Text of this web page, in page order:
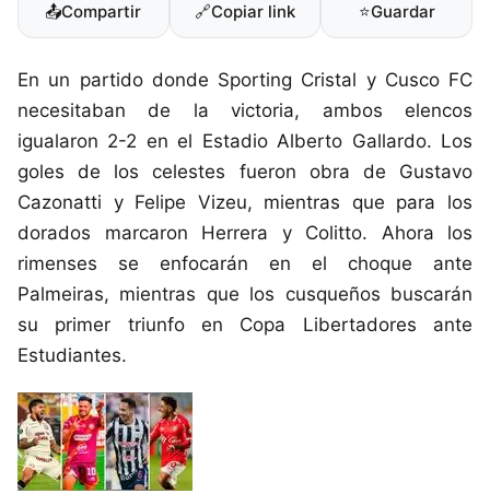
📤Compartir 🔗Copiar link ⭐Guardar
En un partido donde Sporting Cristal y Cusco FC
necesitaban de la victoria, ambos elencos
igualaron 2-2 en el Estadio Alberto Gallardo. Los
goles de los celestes fueron obra de Gustavo
Cazonatti y Felipe Vizeu, mientras que para los
dorados marcaron Herrera y Colitto. Ahora los
rimenses se enfocarán en el choque ante
Palmeiras, mientras que los cusqueños buscarán
su primer triunfo en Copa Libertadores ante
Estudiantes.